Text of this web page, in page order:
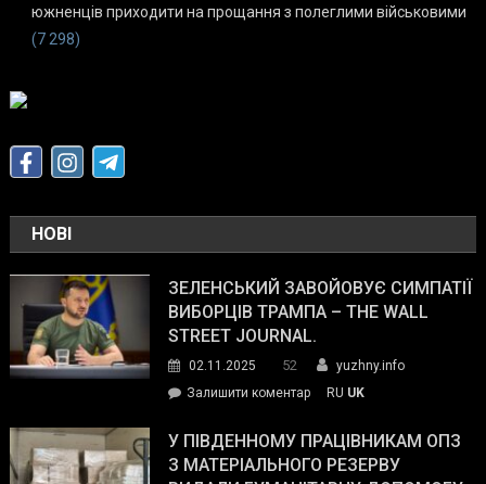
южненців приходити на прощання з полеглими військовими
(7 298)
НОВІ
ЗЕЛЕНСЬКИЙ ЗАВОЙОВУЄ СИМПАТІЇ
ВИБОРЦІВ ТРАМПА – THE WALL
STREET JOURNAL.
02.11.2025 52
yuzhny.info
Залишити коментарon
завойовує
симпатії
RU UK
У ПІВДЕННОМУ ПРАЦІВНИКАМ ОПЗ
З МАТЕРІАЛЬНОГО РЕЗЕРВУ